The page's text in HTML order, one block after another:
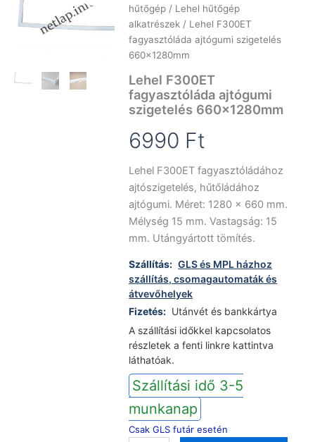
hűtőgép / Lehel hűtőgép
alkatrészek / Lehel F300ET
fagyasztóláda ajtógumi szigetelés
660x1280mm
Lehel F300ET
fagyasztóláda ajtógumi
szigetelés 660x1280mm
6990 Ft
Lehel F300ET fagyasztóládához
ajtószigetelés, hűtőládához
ajtógumi. Méret: 1280 x 660 mm.
Mélység 15 mm. Vastagság: 15
mm. Utángyártott tömítés.
Szállítás: GLS és MPL házhoz
szállítás, csomagautomaták és
átvevőhelyek
Fizetés: Utánvét és bankkártya
A szállítási időkkel kapcsolatos
részletek a fenti linkre kattintva
láthatóak.
Szállítási idő 3-5
munkanap
Csak GLS futár esetén